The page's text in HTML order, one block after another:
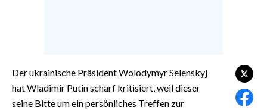
SARDI NEL MONDO
NOTIZIE
Der ukrainische Präsident Wolodymyr Selenskyj
hat Wladimir Putin scharf kritisiert, weil dieser
seine Bitte um ein persönliches Treffen zur